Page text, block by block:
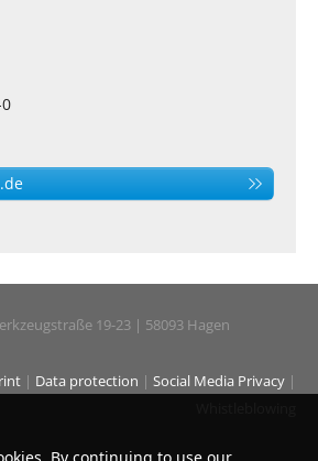
19-23 | 58093 Hagen
| Data protection | Social Media Privacy |